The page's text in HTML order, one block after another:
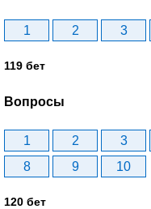
1 2 3
119 бет
Вопросы
1 2 3
8
9 10
120 бет